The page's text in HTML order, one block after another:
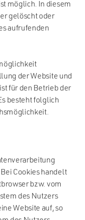
möglich. In diesem
gelöscht oder
aufrufenden
der Website und
für den Betrieb der
besteht folglich
Cookies handelt
bzw. vom
des Nutzers
Website auf, so